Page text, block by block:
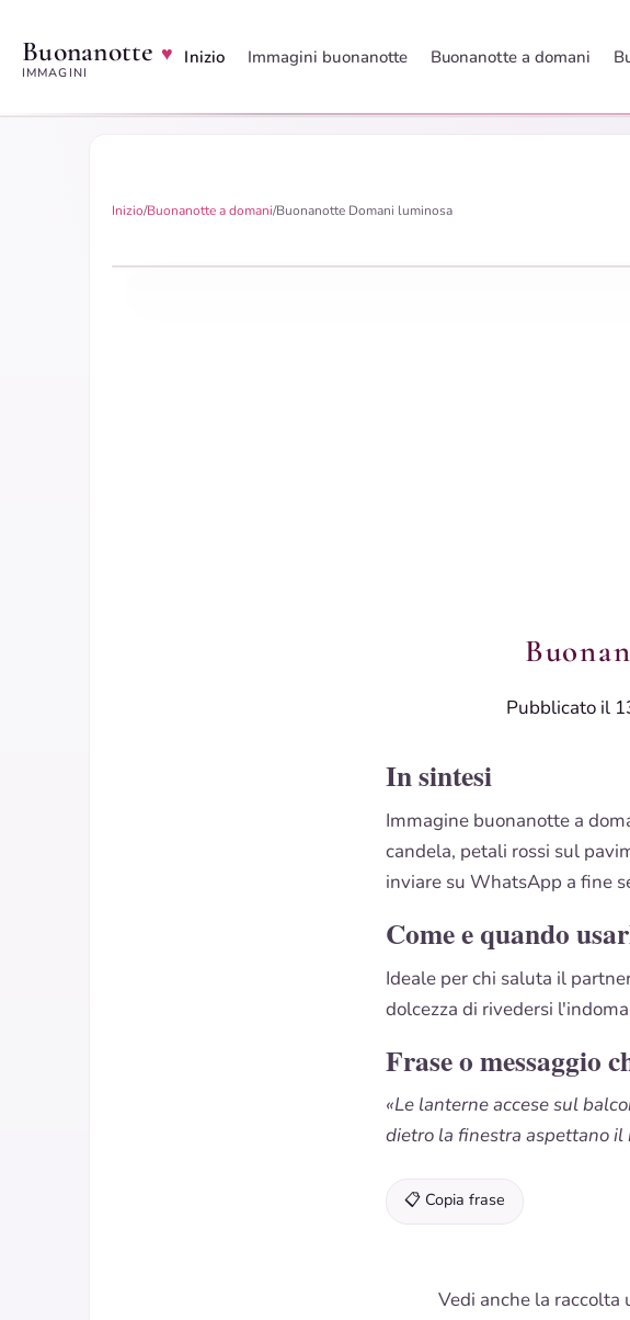
Buonanotte ♥
IMMAGINI
Inizio Immagini buonanotte Buonanotte a domani
Inizio/Buonanotte a domani/Buonanotte Domani luminosa
Pubblicato il
In sintesi
Immagine buonanotte a
candela, petali rossi sul
inviare su WhatsApp a fine
Come e quando
Ideale per chi saluta il
dolcezza di rivedersi
Frase o messaggio
«Le lanterne accese sul
dietro la finestra aspettano il
📋 Copia frase
Vedi anche la raccolta